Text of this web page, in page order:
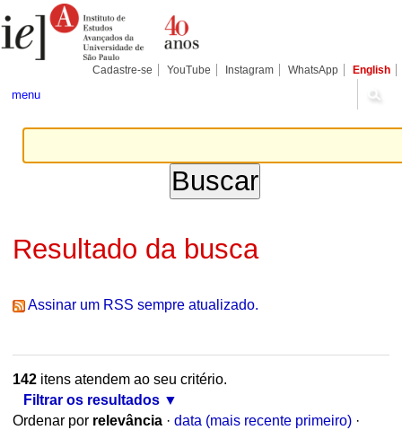
para
conteúdo.
Pessoais
Cadastre-se YouTube Instagram WhatsApp English
menu
Resultado da busca
Assinar um RSS sempre atualizado.
142itens atendem ao seu critério.
Filtrar os resultados
Ordenar por relevância · data (mais recente primeiro) ·